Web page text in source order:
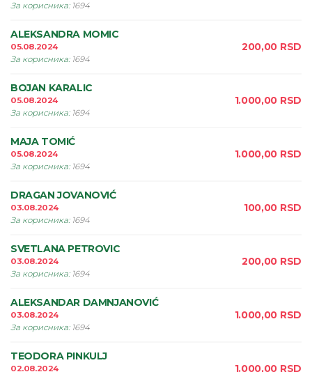
За корисника: 1694
ALEKSANDRA MOMIC
05.08.2024
За корисника: 1694
200,00 RSD
BOJAN KARALIC
05.08.2024
За корисника: 1694
1.000,00 RSD
MAJA TOMIĆ
05.08.2024
За корисника: 1694
1.000,00 RSD
DRAGAN JOVANOVIĆ
03.08.2024
За корисника: 1694
100,00 RSD
SVETLANA PETROVIC
03.08.2024
За корисника: 1694
200,00 RSD
ALEKSANDAR DAMNJANOVIĆ
03.08.2024
За корисника: 1694
1.000,00 RSD
TEODORA PINKULJ
02.08.2024 1.000,00 RSD